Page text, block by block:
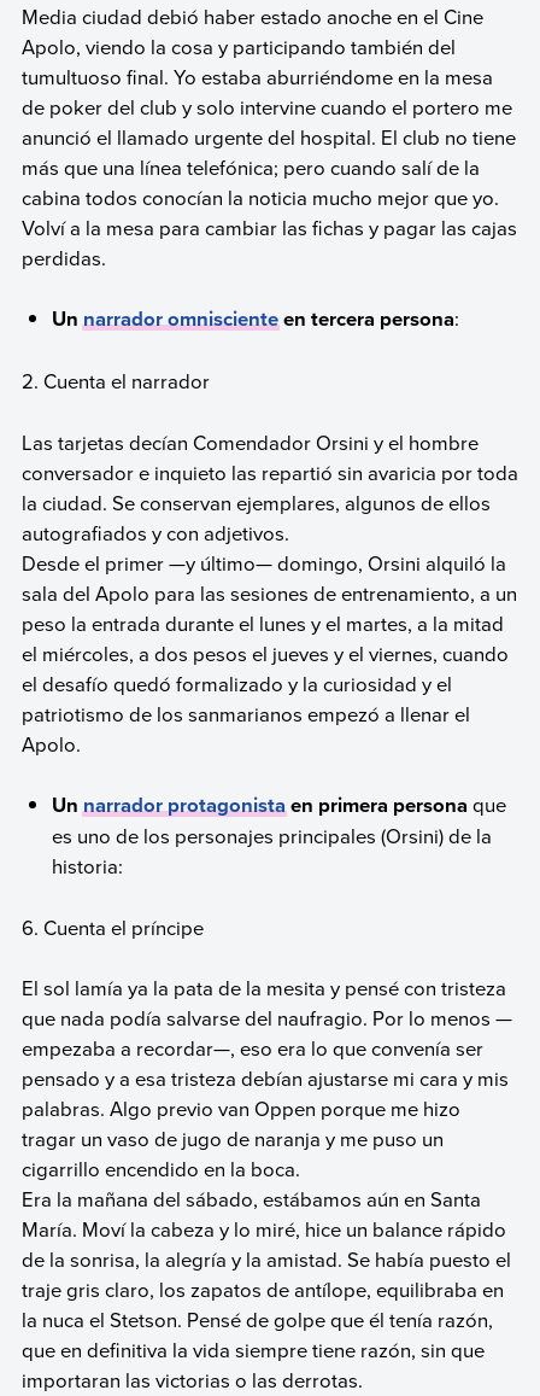
Media ciudad debió haber estado anoche en el Cine
Apolo, viendo la cosa y participando también del
tumultuoso final. Yo estaba aburriéndome en la mesa
de poker del club y solo intervine cuando el portero me
anunció el llamado urgente del hospital. El club no tiene
más que una línea telefónica; pero cuando salí de la
cabina todos conocían la noticia mucho mejor que yo.
Volví a la mesa para cambiar las fichas y pagar las cajas
perdidas.
Unnarrador omniscienteen tercera persona:
2. Cuenta el narrador
Las tarjetas decían Comendador Orsini y el hombre
conversador e inquieto las repartió sin avaricia por toda
la ciudad. Se conservan ejemplares, algunos de ellos
autografiados y con adjetivos.
Desde el primer —y último— domingo, Orsini alquiló la
sala del Apolo para las sesiones de entrenamiento, a un
peso la entrada durante el lunes y el martes, a la mitad
el miércoles, a dos pesos el jueves y el viernes, cuando
el desafío quedó formalizado y la curiosidad y el
patriotismo de los sanmarianos empezó a llenar el
Apolo.
Unnarrador protagonistaen primera personaque
es uno de los personajes principales (Orsini) de la
historia:
6. Cuenta el príncipe
El sol lamía ya la pata de la mesita y pensé con tristeza
que nada podía salvarse del naufragio. Por lo menos —
empezaba a recordar—, eso era lo que convenía ser
pensado y a esa tristeza debían ajustarse mi cara y mis
palabras. Algo previo van Oppen porque me hizo
tragar un vaso de jugo de naranja y me puso un
cigarrillo encendido en la boca.
Era la mañana del sábado, estábamos aún en Santa
María. Moví la cabeza y lo miré, hice un balance rápido
de la sonrisa, la alegría y la amistad. Se había puesto el
traje gris claro, los zapatos de antílope, equilibraba en
la nuca el Stetson. Pensé de golpe que él tenía razón,
que en definitiva la vida siempre tiene razón, sin que
importaran las victorias o las derrotas.